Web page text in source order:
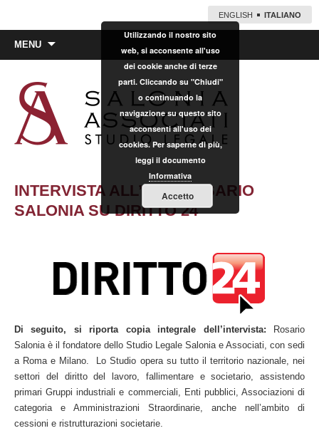
ENGLISH ITALIANO
MENU
INTERVISTA ALL’AVV. ROSARIO
SALONIA SU DIRITTO 24
Di seguito, si riporta copia integrale dell’intervista: Rosario
Salonia è il fondatore dello Studio Legale Salonia e Associati, con sedi
a Roma e Milano. Lo Studio opera su tutto il territorio nazionale, nei
settori del diritto del lavoro, fallimentare e societario, assistendo
primari Gruppi industriali e commerciali, Enti pubblici, Associazioni di
categoria e Amministrazioni Straordinarie, anche nell’ambito di
cessioni e ristrutturazioni societarie.
Utilizzando il nostro sito
web, si acconsente all'uso
dei cookie anche di terze
parti. Cliccando su "Chiudi"
o continuando la
navigazione su questo sito
acconsenti all'uso dei
cookies. Per saperne di più,
leggi il documento
Informativa
Accetto